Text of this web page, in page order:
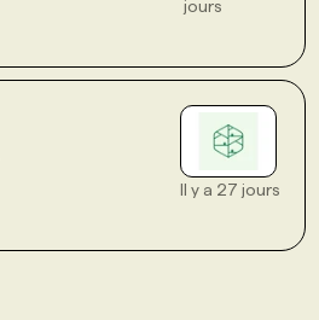
jours
Il y a 27 jours